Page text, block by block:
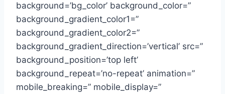
background=’bg_color’ background_color=”
background_gradient_color1=”
background_gradient_color2=”
background_gradient_direction=’vertical’ src=”
background_position=’top left’
background_repeat=’no-repeat’ animation=”
mobile_breaking=” mobile_display=”